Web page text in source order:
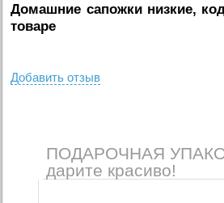
Домашние сапожки низкие,
товаре
Добавить отзыв
ПОДАРОЧНАЯ
дарите красиво!